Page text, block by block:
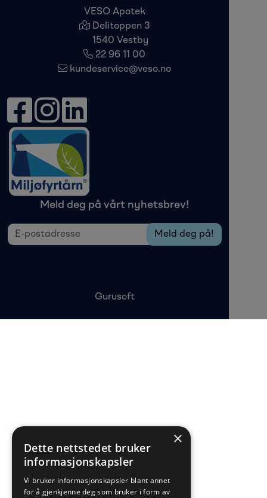
Meld deg på vårt nyhetsbrev!
VESO Apotek
Delitoppen 3
1540 Vestby
22 96 11 00
kundeservice@veso.no
Gurusoft
×
Dette nettstedet bruker
informasjonskapsler
Vi bruker informasjonskapsler blant annet
for å gjenkjenne deg som bruker i form av